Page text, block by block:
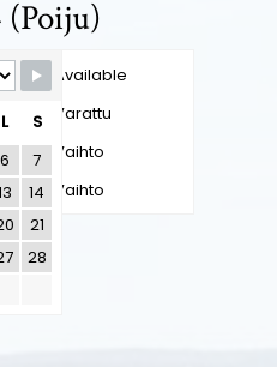
(Poiju)
Available
Varattu
Vaihto
Vaihto
L
S
6
7
14
21
28